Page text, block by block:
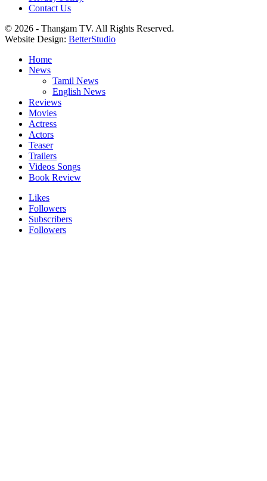
Contact Us
© 2026 - Thangam TV. All Rights Reserved.
Website Design: BetterStudio
Home
News
Tamil News
English News
Reviews
Movies
Actress
Actors
Teaser
Trailers
Videos Songs
Book Review
Likes
Followers
Subscribers
Followers